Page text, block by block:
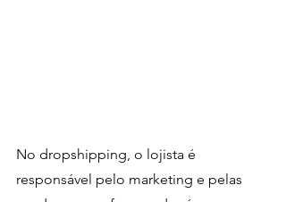
No dropshipping, o lojista é
responsável pelo marketing e pelas